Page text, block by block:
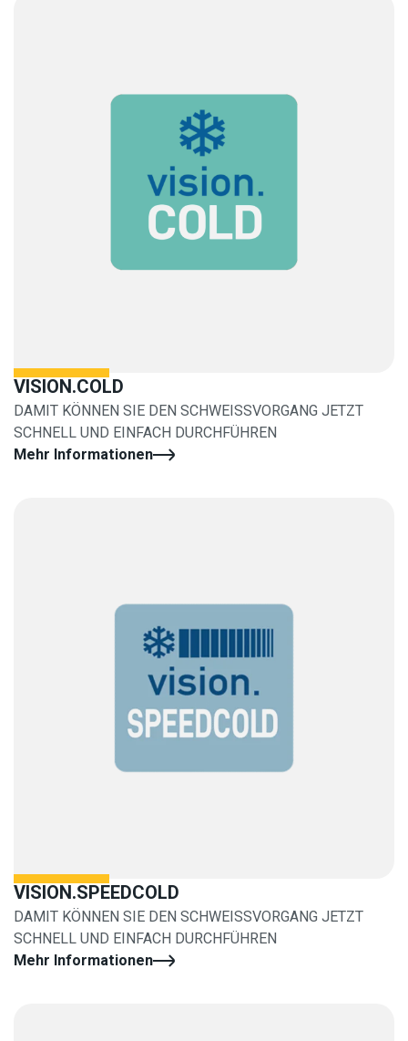
VISION.COLD
DAMIT KÖNNEN SIE DEN SCHWEISSVORGANG JETZT
SCHNELL UND EINFACH DURCHFÜHREN
Mehr Informationen
VISION.SPEEDCOLD
DAMIT KÖNNEN SIE DEN SCHWEISSVORGANG JETZT
SCHNELL UND EINFACH DURCHFÜHREN
Mehr Informationen